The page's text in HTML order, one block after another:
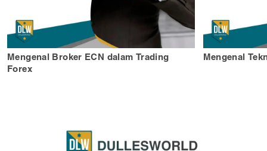
Mengenal Broker ECN dalam Trading
Forex
Mengenal